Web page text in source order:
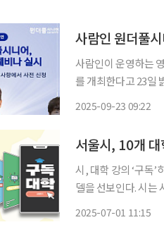
사람인이 운영하는
를 개최한다고 23일 밝혔다. '경력직 구직자 재취업 성공 노하우'를
2025-09-23 09:22
시, 대학 강의 ‘구독’하는 평생학습 시작 서울시
델을 선보인다. 시는 시민이 원하는 강의를 자유롭게 선택해 수강할 수 있는 ‘구독대학’ 시범
2025-07-01 11:15